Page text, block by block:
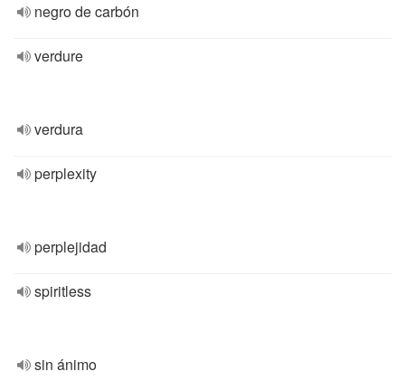
negro de carbón
verdure
verdura
perplexity
perplejidad
spiritless
sin ánimo